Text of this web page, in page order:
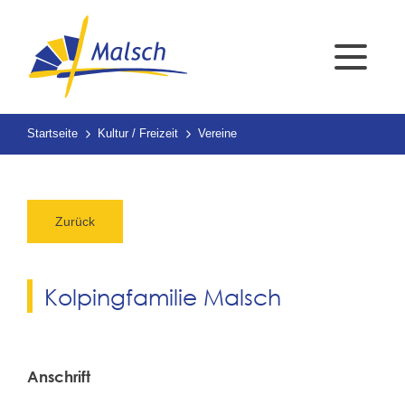
Startseite Kultur / Freizeit Vereine
Zurück
Kolpingfamilie Malsch
Anschrift